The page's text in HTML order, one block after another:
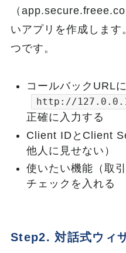
（
いアプリを作成しま
つです。
コールバックURLに
http://
正確に入力する
Client IDとClient
他人に見せない）
使いたい機能（取
チェックを入れる
Step2. 対話式ウィ